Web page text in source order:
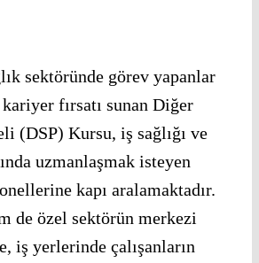
sektöründe görev yapanlar
fırsatı sunan Diğer
(DSP) Kursu, iş sağlığı ve
uzmanlaşmak isteyen
kapı aralamaktadır.
de özel sektörün merkezi
iş yerlerinde çalışanların